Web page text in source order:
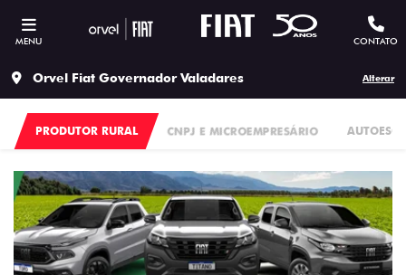
MENU CONTATO
Orvel Fiat Governador Valadares Alterar
CNPJ E MICROEMPRESÁRIO
PRODUTOR RURAL